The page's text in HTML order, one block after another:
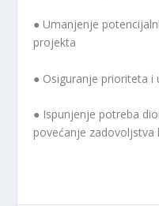
● Umanjenje
projekta
● Osiguranje prioriteta i
● Ispunjenje potreba
povećanje zadovoljstva